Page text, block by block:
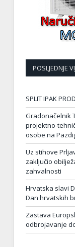
POSLJEDNJE
SPLIT IPAK
Gradonačelnik
projektno-
osobe na
Uz stihove
zaključio
zahvalnosti
Hrvatska slavi
Dan hrvatskih
Zastava
odbrojavanje